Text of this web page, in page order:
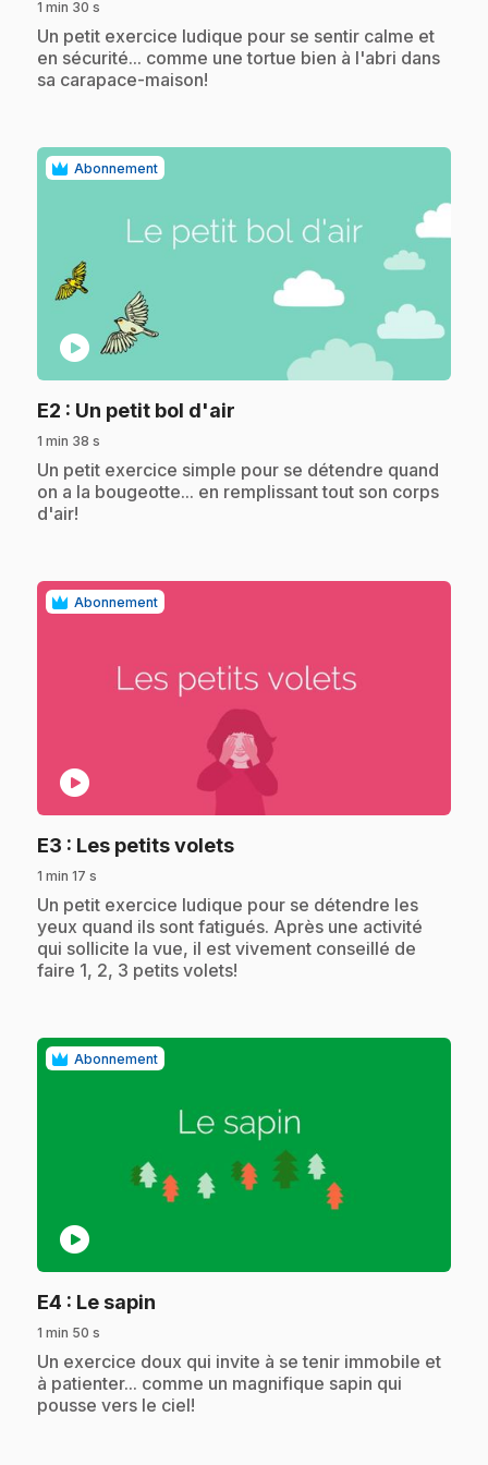
1 min 30 s
.Un petit exercice ludique pour se sentir calme et
en sécurité... comme une tortue bien à l'abri dans
sa carapace-maison!
Abonnement
play_circle
E2 : Un petit bol d'air
1 min 38 s
.Un petit exercice simple pour se détendre quand
on a la bougeotte... en remplissant tout son corps
d'air!
Abonnement
play_circle
E3 : Les petits volets.
1 min 17 s
.Un petit exercice ludique pour se détendre les
yeux quand ils sont fatigués. Après une activité
qui sollicite la vue, il est vivement conseillé de
faire 1, 2, 3 petits volets!
Abonnement
play_circle
E4 : Le sapin
1 min 50 s
.Un exercice doux qui invite à se tenir immobile et
à patienter... comme un magnifique sapin qui
pousse vers le ciel!